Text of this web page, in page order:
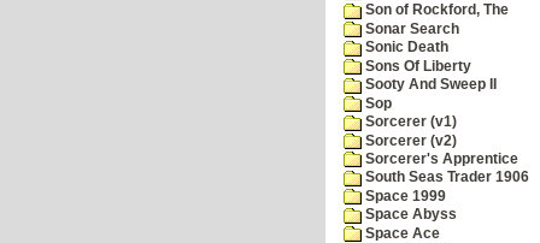
Son of Rockford, The
Sonar Search
Sonic Death
Sons Of Liberty
Sooty And Sweep II
Sop
Sorcerer (v1)
Sorcerer (v2)
Sorcerer's Apprentice
South Seas Trader 1906
Space 1999
Space Abyss
Space Ace